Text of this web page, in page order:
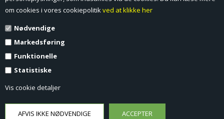
om cookies i vores cookiepolitikved at klikke her
Nødvendige
Markedsføring
Funktionelle
Statistiske
Vis cookie detaljer
Profil
Erhverv log ind (B2B)
Kontakt
Favorit
Fortrydelsesformular